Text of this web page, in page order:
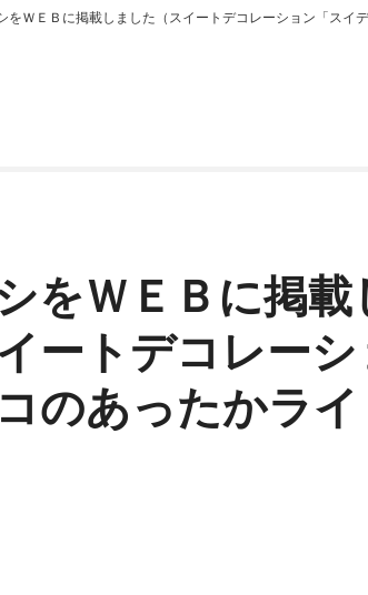
をＷＥＢに掲載しました（スイートデコレーション「スイ
をＷＥＢに掲載
ートデコレー
のあったかライ